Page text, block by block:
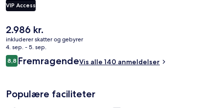
Zephyranthes, en af 2 restauranter, serverer internationale retter og
er åben til morgenmad, frokost og aftensmad. Andre højdepunkter
natklub og en gratis børneklub.
VIP Access
Den
nuværende
pris
er
2.986 kr.
2.986 kr.
inkluderer skatter og gebyrer
4. sep. - 5. sep.
Anmeldelser
8,88,8 ud af 10.
FremragendeVis alle 140 anmeldelser
Populære faciliteter